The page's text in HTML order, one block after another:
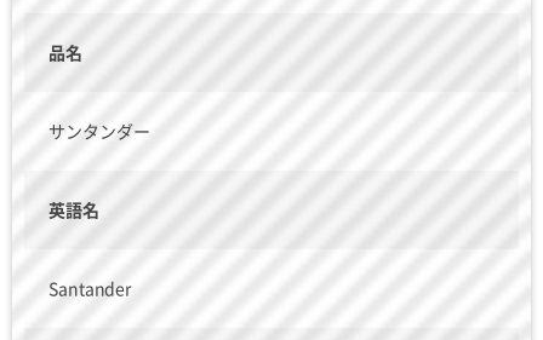
品名
サンタンダー
英語名
Santander